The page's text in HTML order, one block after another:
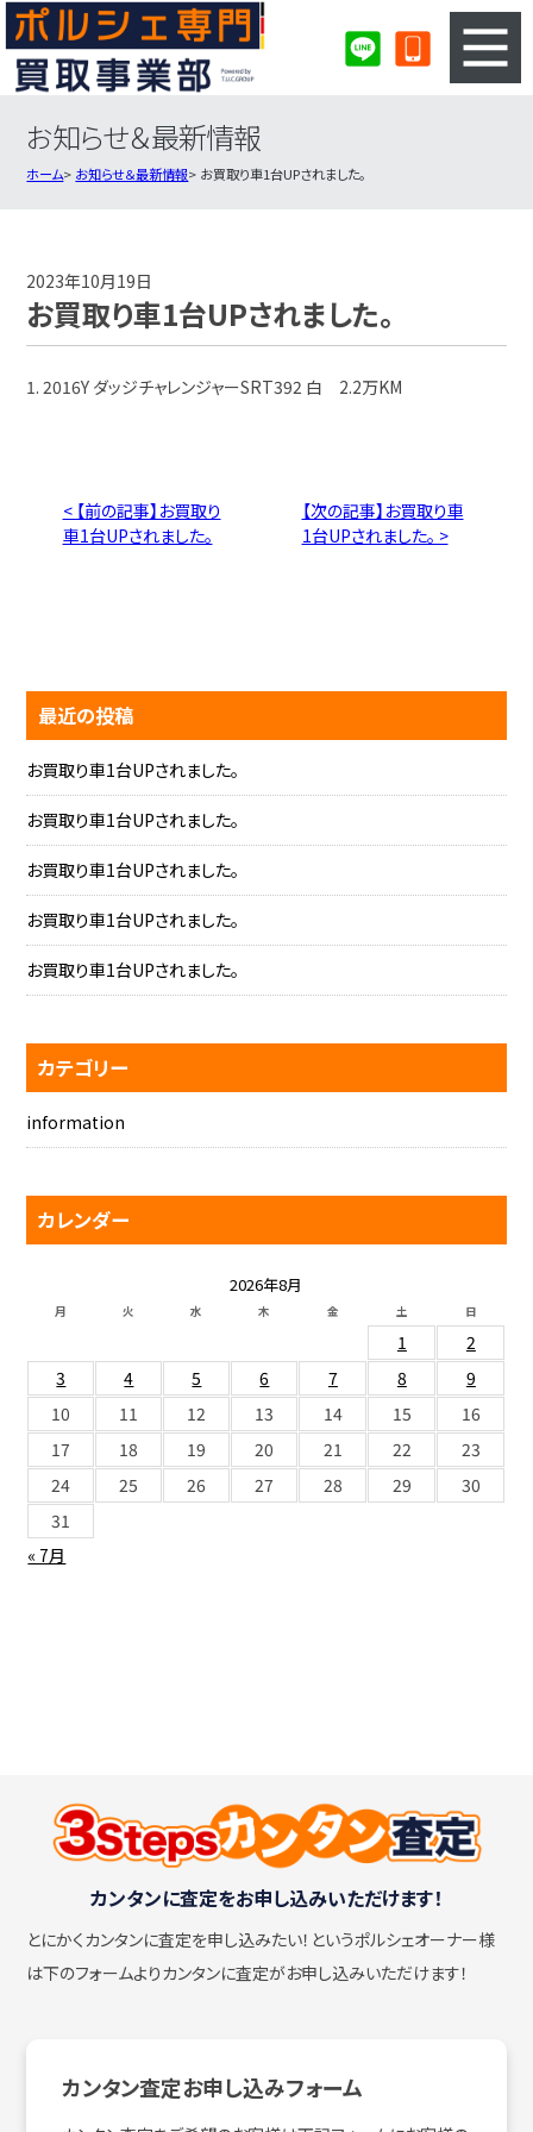
3ステップのカンタン査定
ポルシェ買取実績
お知らせ＆最新情報
ホーム お知らせ＆最新情報 お買取り車1台UPされました。
2023年10月19日
お買取り車1台UPされました。
1. 2016Y ダッジチャレンジャーSRT392 白 2.2万KM
< 【前の記事】お買取り
車1台UPされました。
【次の記事】お買取り車
1台UPされました。 >
最近の投稿
お買取り車1台UPされました。
お買取り車1台UPされました。
お買取り車1台UPされました。
お買取り車1台UPされました。
お買取り車1台UPされました。
カテゴリー
information
カレンダー
2026年8月
月 火 水 木 金 土 日
« 7月
1
2
3
4 5 6 7 8
9
10
11 12 13 14 15
16
17
18 19 20 21 22
23
24
25 26 27 28 29
30
31
カンタンに査定をお申し込みいただけます！
とにかくカンタンに査定を申し込みたい！ というポルシェオーナー様
は下のフォームよりカンタンに査定がお申し込みいただけます！
カンタン査定お申し込みフォーム